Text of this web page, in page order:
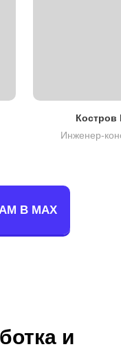
Инженер-
Костров
MAX
и